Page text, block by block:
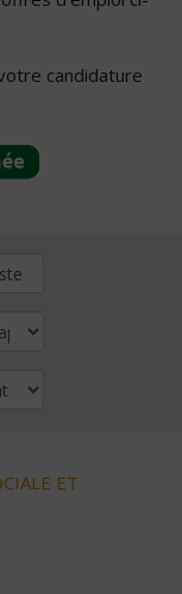
candidature
ET